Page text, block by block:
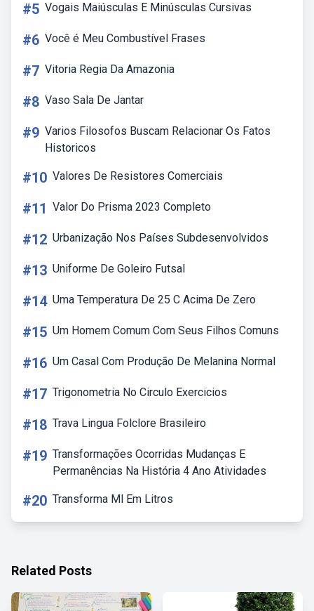
#5 Vogais Maiúsculas E Minúsculas Cursivas
#6 Você é Meu Combustível Frases
#7 Vitoria Regia Da Amazonia
#8 Vaso Sala De Jantar
#9 Varios Filosofos Buscam Relacionar Os Fatos
Historicos
#10 Valores De Resistores Comerciais
#11 Valor Do Prisma 2023 Completo
#12 Urbanização Nos Países Subdesenvolvidos
#13 Uniforme De Goleiro Futsal
#14 Uma Temperatura De 25 C Acima De Zero
#15 Um Homem Comum Com Seus Filhos Comuns
#16 Um Casal Com Produção De Melanina Normal
#17 Trigonometria No Circulo Exercicios
#18 Trava Lingua Folclore Brasileiro
#19 Transformações Ocorridas Mudanças E
Permanências Na História 4 Ano Atividades
#20 Transforma Ml Em Litros
Related Posts